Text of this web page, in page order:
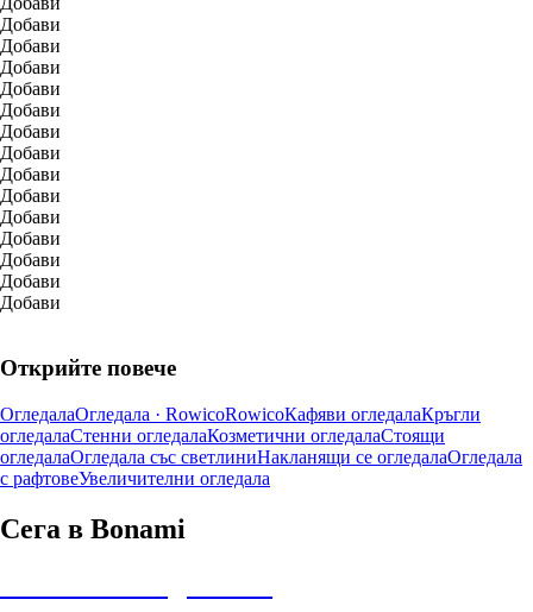
Добави
Добави
Добави
Добави
Добави
Добави
Добави
Добави
Добави
Добави
Добави
Добави
Добави
Добави
Открийте повече
ОгледалаОгледала · RowicoRowicoКафяви огледалаКръгли
огледалаСтенни огледалаКозметични огледалаСтоящи
огледалаОгледала със светлиниНакланящи се огледалаОгледала
с рафтовеУвеличителни огледала
Сега в Bonami